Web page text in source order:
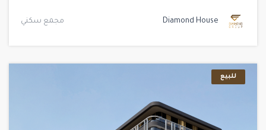
Diamond House مجمع سكني
للبيع